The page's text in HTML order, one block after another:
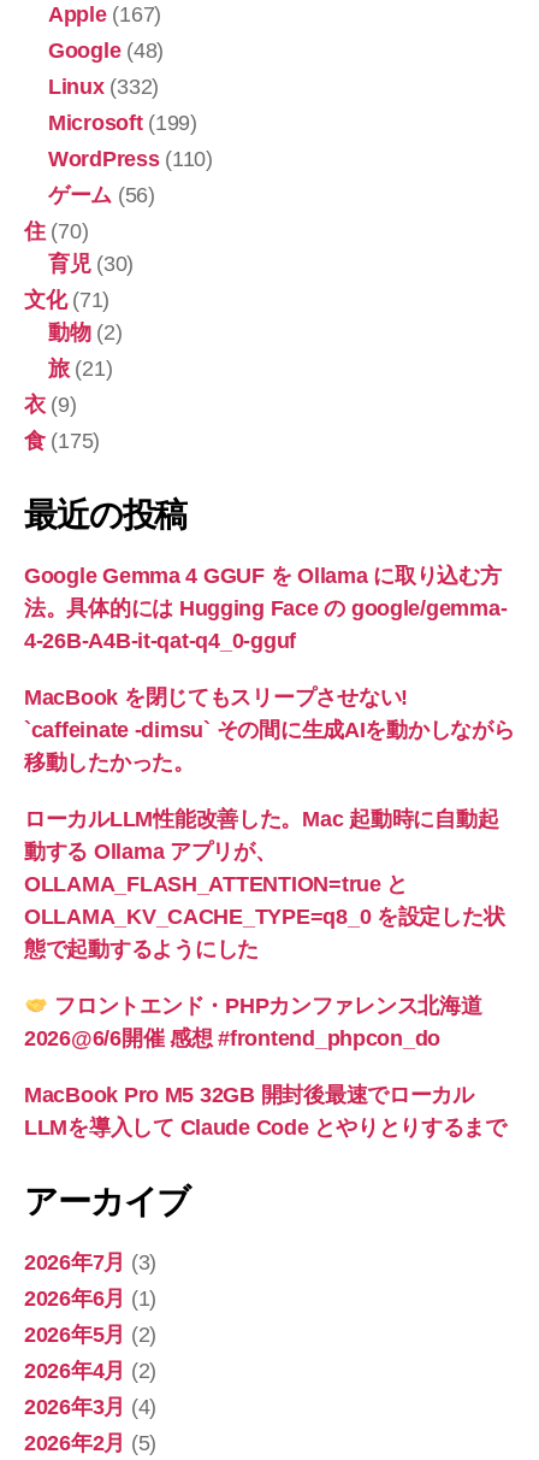
よ
う
た
記
Apple(167)
Google(48)
Linux(332)
Microsoft(199)
WordPress(110)
ゲーム (56)
住(70)
育児(30)
文化(71)
動物(2)
旅(21)
衣(9)
食(175)
最近の投稿
Google Gemma 4 GGUF を Ollama に取り込む方
法。具体的には Hugging Face の google/gemma-
4-26B-A4B-it-qat-q4_0-gguf
MacBook を閉じてもスリープさせない!
`caffeinate -dimsu` その間に生成AIを動かしながら
移動したかった。
ローカルLLM性能改善した。Mac 起動時に自動起
動する Ollama アプリが、
OLLAMA_FLASH_ATTENTION=true と
OLLAMA_KV_CACHE_TYPE=q8_0 を設定した状
態で起動するようにした
フロントエンド・PHPカンファレンス北海道
2026@6/6開催 感想 #frontend_phpcon_do
MacBook Pro M5 32GB 開封後最速でローカル
LLMを導入して Claude Code とやりとりするまで
アーカイブ
2026年7月 (3)
2026年6月 (1)
2026年5月 (2)
2026年4月 (2)
2026年3月 (4)
2026年2月 (5)